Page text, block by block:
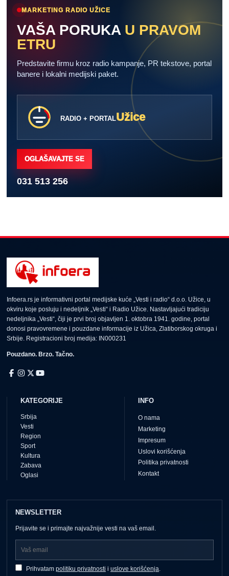
MARKETING RADIO UŽICE
VAŠA PORUKA U PRAVOM
ETRU
Predstavite firmu kroz radio kampanje, PR tekstove, portal
banere i lokalni medijski paket.
RADIO + PORTALUžice
OGLAŠAVAJTE SE
031 513 256
Infoera.rs je informativni portal medijske kuće „Vesti i radio“ d.o.o. Užice, u
okviru koje posluju i nedeljnik „Vesti“ i Radio Užice. Nastavljajući tradiciju
nedeljnika „Vesti“, čiji je prvi broj objavljen 1. oktobra 1941. godine, portal
donosi pravovremene i pouzdane informacije iz Užica, Zlatiborskog okruga i
Srbije. Registracioni broj medija: IN000231
Pouzdano. Brzo. Tačno.
KATEGORIJE
Srbija
Vesti
Region
Sport
Kultura
Zabava
Oglasi
INFO
O nama
Marketing
Impresum
Uslovi korišćenja
Politika privatnosti
Kontakt
NEWSLETTER
Prijavite se i primajte najvažnije vesti na vaš email.
Prihvatam politiku privatnosti i uslove korišćenja